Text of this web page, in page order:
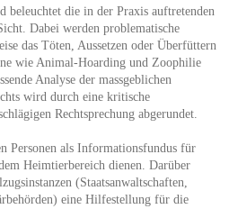
beleuchtet die in der Praxis auftretenden
Dabei werden problematische
das Töten, Aussetzen oder Überfüttern
wie Animal-Hoarding und Zoophilie
Analyse der massgeblichen
wird durch eine kritische
Rechtsprechung abgerundet.
Personen als Informationsfundus für
Heimtierbereich dienen. Darüber
(Staatsanwaltschaften,
eine Hilfestellung für die